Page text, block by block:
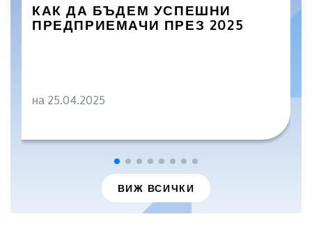
КАК ДА БЪДЕМ УСПЕШНИ
ПРЕДПРИЕМАЧИ ПРЕЗ 2025
на 25.04.2025
ВИЖ ВСИЧКИ